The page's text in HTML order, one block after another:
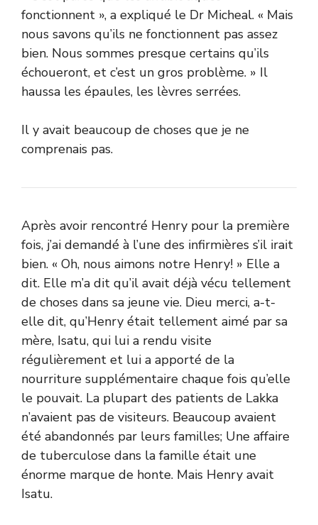
fonctionnent », a expliqué le Dr Micheal. « Mais
nous savons qu’ils ne fonctionnent pas assez
bien. Nous sommes presque certains qu’ils
échoueront, et c’est un gros problème. » Il
haussa les épaules, les lèvres serrées.
Il y avait beaucoup de choses que je ne
comprenais pas.
Après avoir rencontré Henry pour la première
fois, j’ai demandé à l’une des infirmières s’il irait
bien. « Oh, nous aimons notre Henry! » Elle a
dit. Elle m’a dit qu’il avait déjà vécu tellement
de choses dans sa jeune vie. Dieu merci, a-t-
elle dit, qu’Henry était tellement aimé par sa
mère, Isatu, qui lui a rendu visite
régulièrement et lui a apporté de la
nourriture supplémentaire chaque fois qu’elle
le pouvait. La plupart des patients de Lakka
n’avaient pas de visiteurs. Beaucoup avaient
été abandonnés par leurs familles; Une affaire
de tuberculose dans la famille était une
énorme marque de honte. Mais Henry avait
Isatu.